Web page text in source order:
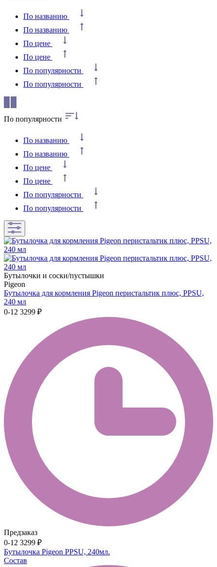
По названию
По названию
По цене
По цене
По популярности
По популярности
По популярности
По названию
По названию
По цене
По цене
По популярности
По популярности
Бутылочки и соски/пустышки
Pigeon
Бутылочка для кормления Pigeon перистальтик плюс, PPSU,
240 мл
0-12 3299 ₽
Предзаказ
0-12 3299 ₽
Бутылочка Pigeon PPSU, 240мл.
Состав